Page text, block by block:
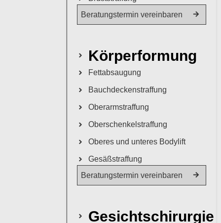
Beratungstermin vereinbaren
Körperformung
Fettabsaugung
Bauchdeckenstraffung
Oberarmstraffung
Oberschenkelstraffung
Oberes und unteres Bodylift
Gesäßstraffung
Beratungstermin vereinbaren
Gesichtschirurgie